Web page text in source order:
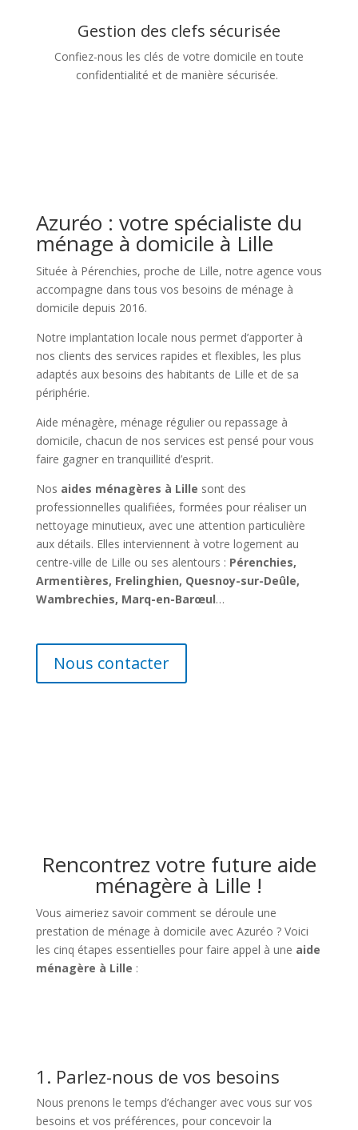
Gestion des clefs sécurisée
Confiez-nous les clés de votre domicile en toute
confidentialité et de manière sécurisée.
Azuréo : votre spécialiste du
ménage à domicile à Lille
Située à Pérenchies, proche de Lille, notre agence vous
accompagne dans tous vos besoins de ménage à
domicile depuis 2016.
Notre implantation locale nous permet d’apporter à
nos clients des services rapides et flexibles, les plus
adaptés aux besoins des habitants de Lille et de sa
périphérie.
Aide ménagère, ménage régulier ou repassage à
domicile, chacun de nos services est pensé pour vous
faire gagner en tranquillité d’esprit.
Nos aides ménagères à Lille sont des
professionnelles qualifiées, formées pour réaliser un
nettoyage minutieux, avec une attention particulière
aux détails. Elles interviennent à votre logement au
centre-ville de Lille ou ses alentours : Pérenchies,
Armentières, Frelinghien, Quesnoy-sur-Deûle,
Wambrechies, Marq-en-Barœul…
Nous contacter
Rencontrez votre future aide
ménagère à Lille !
Vous aimeriez savoir comment se déroule une
prestation de ménage à domicile avec Azuréo ? Voici
les cinq étapes essentielles pour faire appel à une aide
ménagère à Lille :
1. Parlez-nous de vos besoins
Nous prenons le temps d’échanger avec vous sur vos
besoins et vos préférences, pour concevoir la